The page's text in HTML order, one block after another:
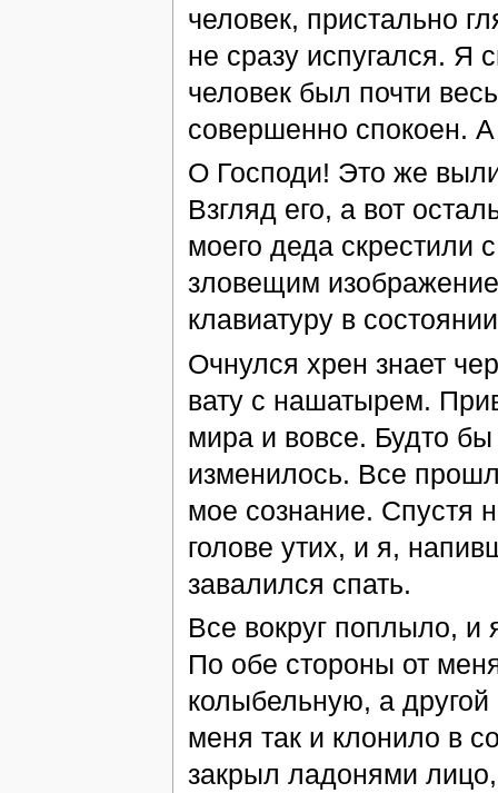
человек, пристально
не сразу испугался. Я
человек был почти
совершенно спокоен.
О Господи! Это же
Взгляд его, а вот
моего деда скрестили
зловещим
клавиатуру в
Очнулся хрен знает
вату с нашатырем.
мира и вовсе. Будто бы
изменилось. Все
мое сознание. Спустя
голове утих, и я,
завалился спать.
Все вокруг поплыло, и
По обе стороны от
колыбельную, а
меня так и клонило в
закрыл ладонями